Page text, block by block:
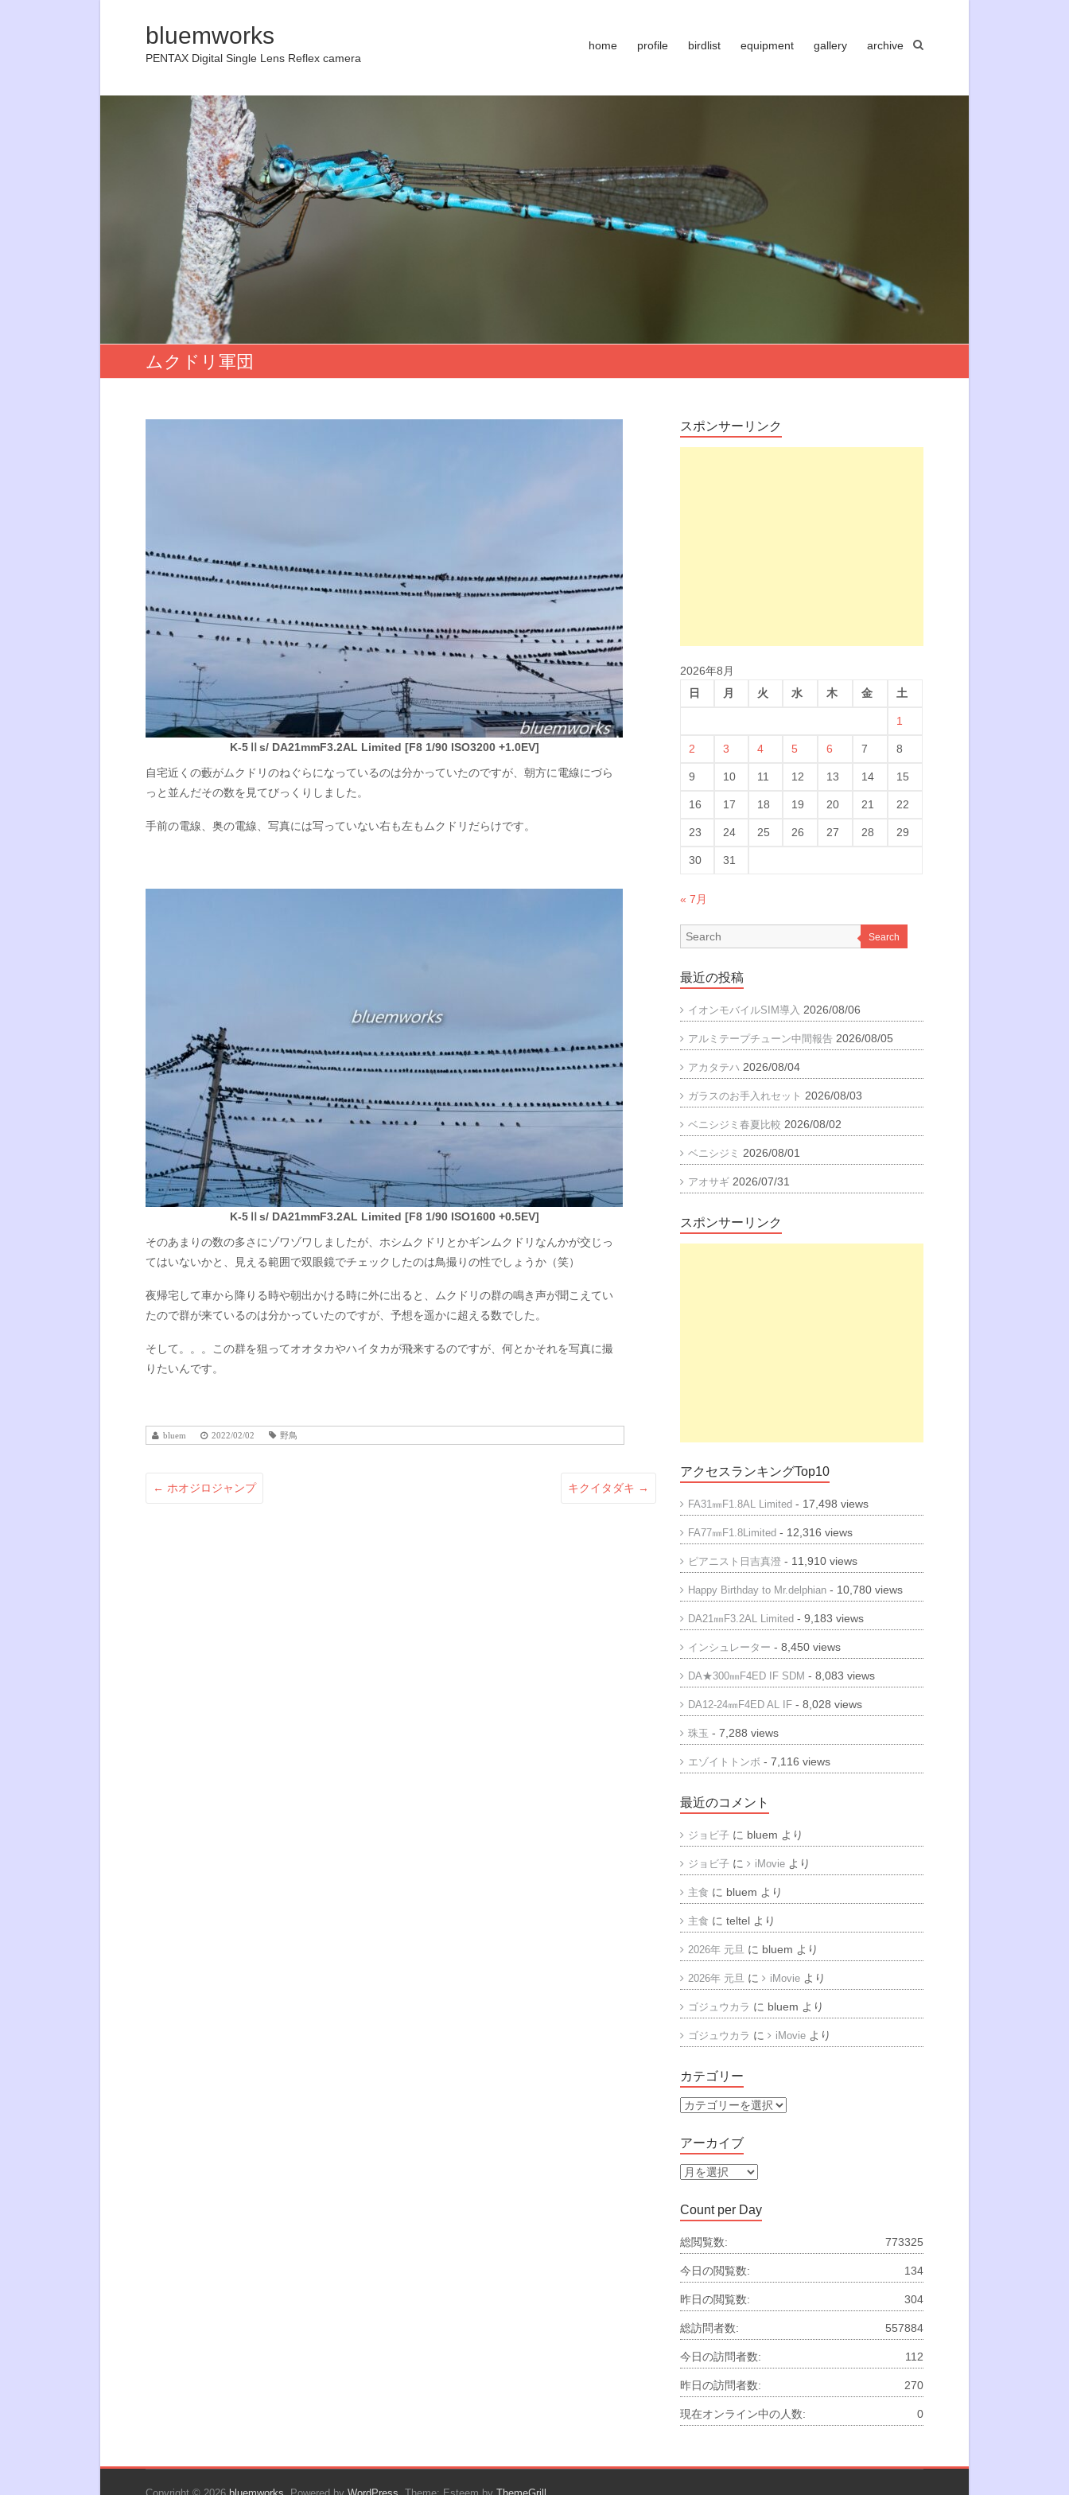
bluemworks
PENTAX Digital Single Lens Reflex camera
home profile birdlist equipment gallery archive
ムクドリ軍団
K-5Ⅱs/ DA21mmF3.2AL Limited [F8 1/90 ISO3200 +1.0EV]
自宅近くの藪がムクドリのねぐらになっているのは分かっていたのですが、朝方に電線にづら
っと並んだその数を見てびっくりしました。
手前の電線、奥の電線、写真には写っていない右も左もムクドリだらけです。
K-5Ⅱs/ DA21mmF3.2AL Limited [F8 1/90 ISO1600 +0.5EV]
そのあまりの数の多さにゾワゾワしましたが、ホシムクドリとかギンムクドリなんかが交じっ
てはいないかと、見える範囲で双眼鏡でチェックしたのは鳥撮りの性でしょうか（笑）
夜帰宅して車から降りる時や朝出かける時に外に出ると、ムクドリの群の鳴き声が聞こえてい
たので群が来ているのは分かっていたのですが、予想を遥かに超える数でした。
そして。。。この群を狙ってオオタカやハイタカが飛来するのですが、何とかそれを写真に撮
りたいんです。
bluem 2022/02/02 野鳥
← ホオジロジャンプ キクイタダキ →
スポンサーリンク
2026年8月
日
月 火 水 木 金 土
1
2 3 4 5 6 7 8
9 10 11 12 13 14 15
16 17 18 19 20 21 22
23 24 25 26 27 28 29
30 31
« 7月
Search
最近の投稿
イオンモバイルSIM導入 2026/08/06
アルミテープチューン中間報告 2026/08/05
アカタテハ 2026/08/04
ガラスのお手入れセット 2026/08/03
ベニシジミ春夏比較 2026/08/02
ベニシジミ 2026/08/01
アオサギ 2026/07/31
スポンサーリンク
アクセスランキングTop10
FA31㎜F1.8AL Limited - 17,498 views
FA77㎜F1.8Limited - 12,316 views
ピアニスト日吉真澄 - 11,910 views
Happy Birthday to Mr.delphian - 10,780 views
DA21㎜F3.2AL Limited - 9,183 views
インシュレーター - 8,450 views
DA★300㎜F4ED IF SDM - 8,083 views
DA12-24㎜F4ED AL IF - 8,028 views
珠玉 - 7,288 views
エゾイトトンボ - 7,116 views
最近のコメント
ジョビ子 に bluem より
ジョビ子 に iMovie より
主食 に bluem より
主食 にteltel より
2026年 元旦 に bluem より
2026年 元旦 に iMovie より
ゴジュウカラ に bluem より
ゴジュウカラ に iMovie より
カテゴリー
カ
ゴ
リ
ー
アーカイブ
ア
カ
イ
ブ
Count per Day
773325
総閲覧数:
134
今日の閲覧数:
304
昨日の閲覧数:
557884
総訪問者数:
112
今日の訪問者数:
270
昨日の訪問者数:
0
現在オンライン中の人数: